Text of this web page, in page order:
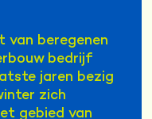
van beregenen
bedrijf
jaren bezig
zich
gebied van